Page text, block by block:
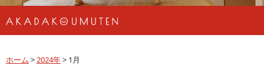
ホーム >2024年> 1月